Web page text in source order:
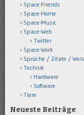
Space-Friends
Space-Home
Space-Music
Space-Web
Twitter
Space-Work
Sprüche / Zitate /
Technik
Hardware
Software
Tiere
Neueste Beiträge